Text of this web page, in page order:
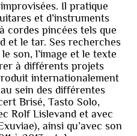
Il pratique
et d’instruments
cordes pincées tels que
et le tar. Ses recherches
son, l’image et le texte
à différents projets
internationalement
sein des différentes
Brisé, Tasto Solo,
Rolf Lislevand et avec
ainsi qu’avec son